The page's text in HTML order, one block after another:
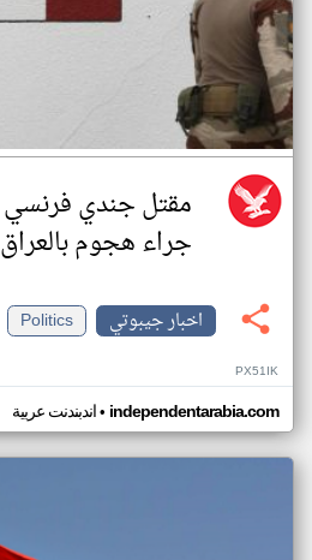
جراء هجوم بالعراق
اخبار جيبوتي
Politics
PX51IK
اندبندنت عربية• independentarabia.com